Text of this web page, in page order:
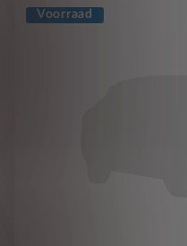
Voorraad